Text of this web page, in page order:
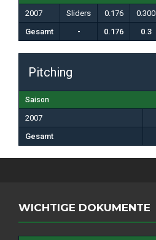
2007 Sliders 0.176 0.300
Gesamt
- 0.176 0.3
Pitching
Saison
2007
Gesamt
WICHTIGE DOKUMENTE